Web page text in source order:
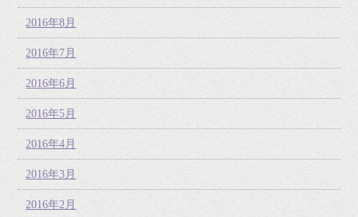
2016年8月
2016年7月
2016年6月
2016年5月
2016年4月
2016年3月
2016年2月